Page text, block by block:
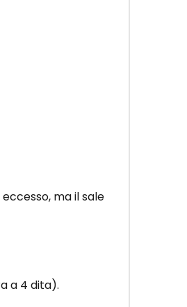
ma il sale
a 4 dita).